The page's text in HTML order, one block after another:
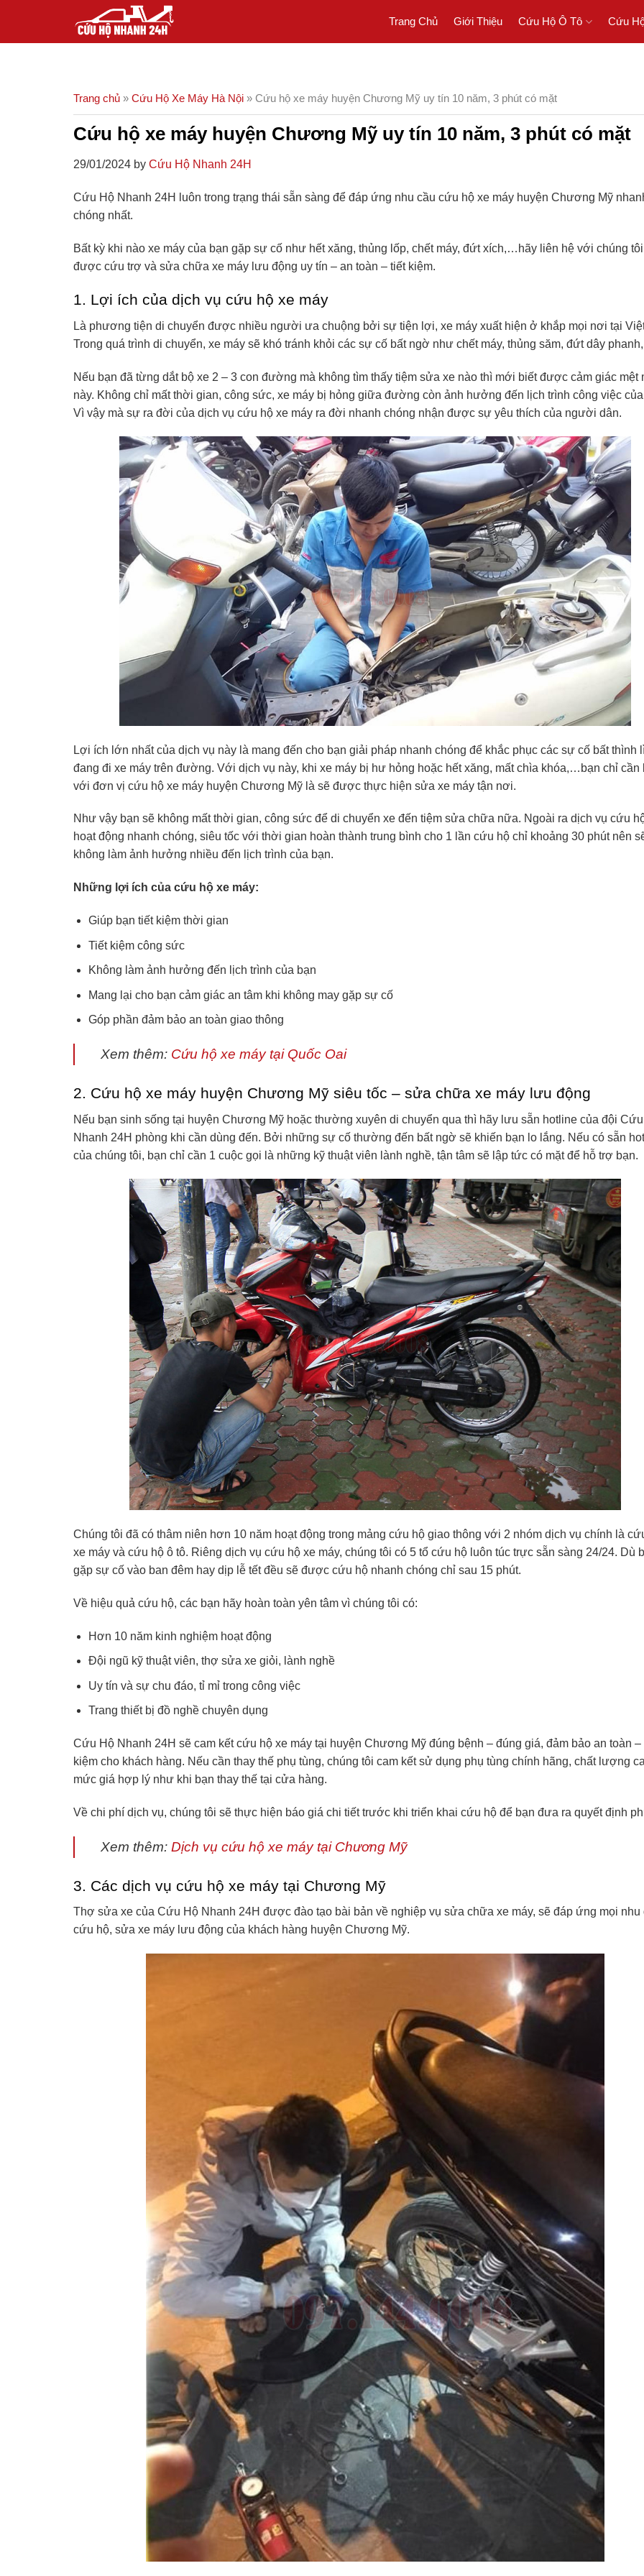
content
Trang Chủ Giới Thiệu Cứu Hộ Ô Tô Cứu
Trang chủ » Cứu Hộ Xe Máy Hà Nội » Cứu hộ xe máy huyện Chương Mỹ uy tín 10 năm, 3 phút có mặt
Cứu hộ xe máy huyện Chương Mỹ uy tín 10 năm, 3 phút có mặt
29/01/2024 by Cứu Hộ Nhanh 24H
Cứu Hộ Nhanh 24H luôn trong trạng thái sẵn sàng để đáp ứng nhu cầu cứu hộ xe máy huyện Chương Mỹ
chóng nhất.
Bất kỳ khi nào xe máy của bạn gặp sự cố như hết xăng, thủng lốp, chết máy, đứt xích,…hãy liên hệ với chúng
được cứu trợ và sửa chữa xe máy lưu động uy tín – an toàn – tiết kiệm.
1. Lợi ích của dịch vụ cứu hộ xe máy
Là phương tiện di chuyển được nhiều người ưa chuộng bởi sự tiện lợi, xe máy xuất hiện ở khắp mọi nơi tại
Trong quá trình di chuyển, xe máy sẽ khó tránh khỏi các sự cố bất ngờ như chết máy, thủng săm, đứt dây
Nếu bạn đã từng dắt bộ xe 2 – 3 con đường mà không tìm thấy tiệm sửa xe nào thì mới biết được cảm giác mệt
này. Không chỉ mất thời gian, công sức, xe máy bị hỏng giữa đường còn ảnh hưởng đến lịch trình công việc
Vì vậy mà sự ra đời của dịch vụ cứu hộ xe máy ra đời nhanh chóng nhận được sự yêu thích của người dân.
Lợi ích lớn nhất của dịch vụ này là mang đến cho bạn giải pháp nhanh chóng để khắc phục các sự cố bất thình
đang đi xe máy trên đường. Với dịch vụ này, khi xe máy bị hư hỏng hoặc hết xăng, mất chìa khóa,…bạn chỉ cần
với đơn vị cứu hộ xe máy huyện Chương Mỹ là sẽ được thực hiện sửa xe máy tận nơi.
Như vậy bạn sẽ không mất thời gian, công sức để di chuyển xe đến tiệm sửa chữa nữa. Ngoài ra dịch vụ cứu
hoạt động nhanh chóng, siêu tốc với thời gian hoàn thành trung bình cho 1 lần cứu hộ chỉ khoảng 30 phút nên
không làm ảnh hưởng nhiều đến lịch trình của bạn.
Những lợi ích của cứu hộ xe máy:
Giúp bạn tiết kiệm thời gian
Tiết kiệm công sức
Không làm ảnh hưởng đến lịch trình của bạn
Mang lại cho bạn cảm giác an tâm khi không may gặp sự cố
Góp phần đảm bảo an toàn giao thông
Xem thêm: Cứu hộ xe máy tại Quốc Oai
2. Cứu hộ xe máy huyện Chương Mỹ siêu tốc – sửa chữa xe máy lưu động
Nếu bạn sinh sống tại huyện Chương Mỹ hoặc thường xuyên di chuyển qua thì hãy lưu sẵn hotline của đội
Nhanh 24H phòng khi cần dùng đến. Bởi những sự cố thường đến bất ngờ sẽ khiến bạn lo lắng. Nếu có sẵn
của chúng tôi, bạn chỉ cần 1 cuộc gọi là những kỹ thuật viên lành nghề, tận tâm sẽ lập tức có mặt để hỗ trợ bạn.
Chúng tôi đã có thâm niên hơn 10 năm hoạt động trong mảng cứu hộ giao thông với 2 nhóm dịch vụ chính là
xe máy và cứu hộ ô tô. Riêng dịch vụ cứu hộ xe máy, chúng tôi có 5 tổ cứu hộ luôn túc trực sẵn sàng 24/24. Dù
gặp sự cố vào ban đêm hay dịp lễ tết đều sẽ được cứu hộ nhanh chóng chỉ sau 15 phút.
Về hiệu quả cứu hộ, các bạn hãy hoàn toàn yên tâm vì chúng tôi có:
Hơn 10 năm kinh nghiệm hoạt động
Đội ngũ kỹ thuật viên, thợ sửa xe giỏi, lành nghề
Uy tín và sự chu đáo, tỉ mỉ trong công việc
Trang thiết bị đồ nghề chuyên dụng
Cứu Hộ Nhanh 24H sẽ cam kết cứu hộ xe máy tại huyện Chương Mỹ đúng bệnh – đúng giá, đảm bảo an toàn –
kiệm cho khách hàng. Nếu cần thay thế phụ tùng, chúng tôi cam kết sử dụng phụ tùng chính hãng, chất lượng
mức giá hợp lý như khi bạn thay thế tại cửa hàng.
Về chi phí dịch vụ, chúng tôi sẽ thực hiện báo giá chi tiết trước khi triển khai cứu hộ để bạn đưa ra quyết định
Xem thêm: Dịch vụ cứu hộ xe máy tại Chương Mỹ
3. Các dịch vụ cứu hộ xe máy tại Chương Mỹ
Thợ sửa xe của Cứu Hộ Nhanh 24H được đào tạo bài bản về nghiệp vụ sửa chữa xe máy, sẽ đáp ứng mọi nhu
cứu hộ, sửa xe máy lưu động của khách hàng huyện Chương Mỹ.